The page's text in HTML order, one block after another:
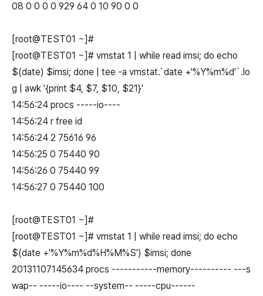
08 0 0 0 0 929 64 0 10 90 0 0
[root@TEST01 ~]#
[root@TEST01 ~]# vmstat 1 | while read imsi; do echo
$(date) $imsi; done | tee -a vmstat.`date +'%Y%m%d'`.lo
g | awk '{print $4, $7, $10, $21}'
14:56:24 procs -----io----
14:56:24 r free id
14:56:24 2 75616 96
14:56:25 0 75440 90
14:56:26 0 75440 99
14:56:27 0 75440 100
[root@TEST01 ~]#
[root@TEST01 ~]# vmstat 1 | while read imsi; do echo
$(date +'%Y%m%d%H%M%S') $imsi; done
20131107145634 procs -----------memory---------- ---s
wap-- -----io---- --system-- -----cpu------